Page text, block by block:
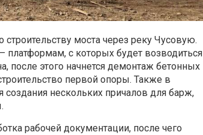
моста через реку Чусовую.
платформам, с которых будет возводиться
после этого начнется демонтаж бетонных
первой опоры. Также в
создания нескольких причалов для барж,
рабочей документации, после чего